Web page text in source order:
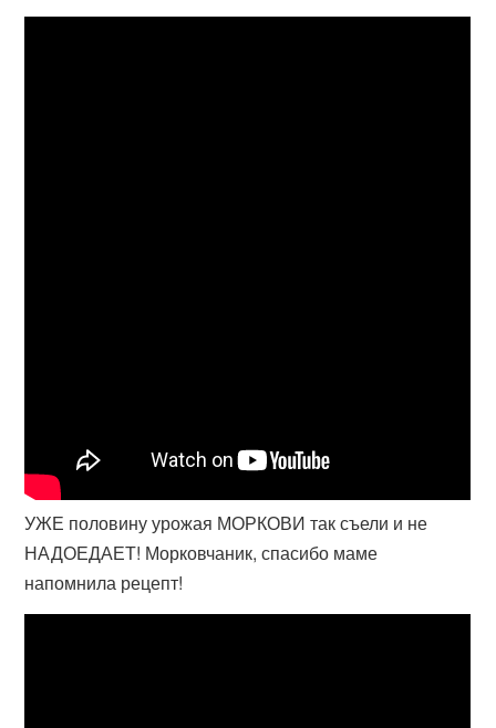
УЖЕ половину урожая МОРКОВИ так съели и не
НАДОЕДАЕТ! Морковчаник, спасибо маме
напомнила рецепт!